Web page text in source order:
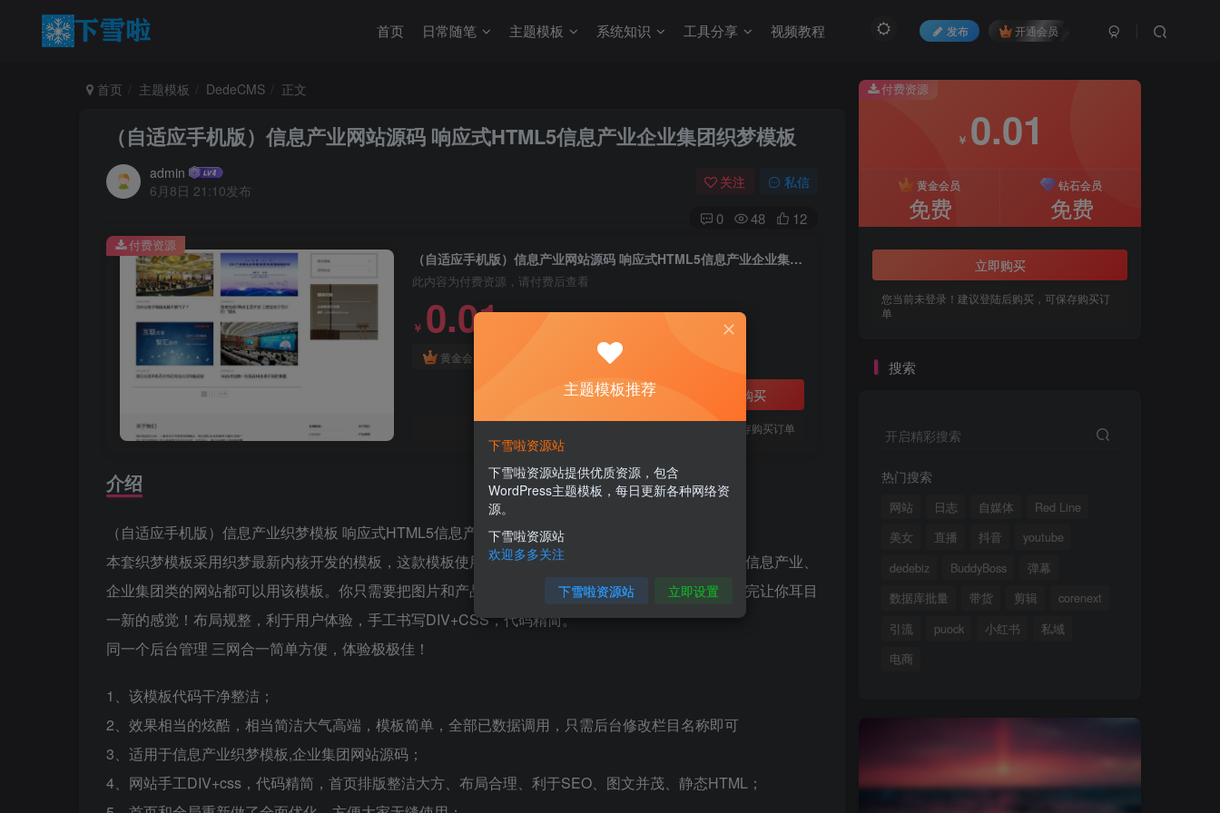
发布 开通会员
首页 日常随笔 主题模板 系统知识 工具分享 视频教程
首页 主题模板 DedeCMS 正文
（自适应手机版）信息产业网站源码 响应式HTML5信息产业企业集团织梦模板
admin
6月8日 21:10发布
关注 私信
0 48 12
（自适应手机版）信息产业网站源码 响应式HTML5信息产业企业集团织梦模板
此内容为付费资源，请付费后查看
￥ 0.01
黄金会员 免费
立即购买
您当前未登录！建议登陆后购买，可保存购买订单
付费资源
介绍
（自适应手机版）信息产业织梦模板 响应式HTML5信息产业企业集团网站源码下载
本套织梦模板采用织梦最新内核开发的模板，这款模板使用范围极广，不仅仅局限于一类型的企业，信息产业、
企业集团类的网站都可以用该模板。你只需要把图片和产品内容换成你的即可，颜色都可以修改，改完让你耳目
一新的感觉！布局规整，利于用户体验，手工书写DIV+CSS，代码精简。
同一个后台管理 三网合一简单方便，体验极极佳！
1、该模板代码干净整洁；
2、效果相当的炫酷，相当简洁大气高端，模板简单，全部已数据调用，只需后台修改栏目名称即可
3、适用于信息产业织梦模板,企业集团网站源码；
4、网站手工DIV+css，代码精简，首页排版整洁大方、布局合理、利于SEO、图文并茂、静态HTML；
付费资源
￥ 0.01
黄金会员
免费
钻石会员
免费
立即购买
您当前未登录！建议登陆后购买，可保存购买订
单
搜索
开启精彩搜索
热门搜索
网站 日志 自媒体
Red Line
美女
直播 抖音
youtube
dedebiz
BuddyBoss
弹幕
数据库批量
带货 剪辑
corenext
引流
puock 小红书
私域
电商
主题模板推荐
下雪啦资源站
下雪啦资源站提供优质资源，包含
WordPress主题模板，每日更新各种网络资
源。
下雪啦资源站
欢迎多多关注
下雪啦资源站 立即设置